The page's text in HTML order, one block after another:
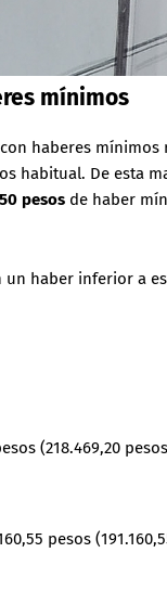
mínimos
haberes mínimos
habitual. De esta
pesos de haber
haber inferior a
(218.469,20
pesos